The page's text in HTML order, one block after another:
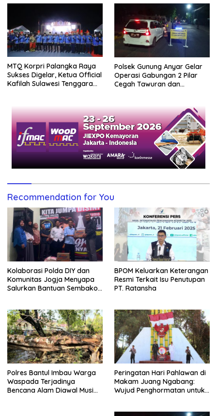
MTQ Korpri Palangka Raya
Sukses Digelar, Ketua Official
Kafilah Sulawesi Tenggara
Polsek Gunung Anyar Gelar
Operasi Gabungan 2 Pilar
Cegah Tawuran dan
Recommendation for You
Kolaborasi Polda DIY dan
Komunitas Jogja Menyapa
Salurkan Bantuan Sembako,
BPOM Keluarkan Keterangan
Resmi Terkait Isu Penutupan
PT. Ratansha
Polres Bantul Imbau Warga
Waspada Terjadinya
Bencana Alam Diawal Musim
Peringatan Hari Pahlawan di
Makam Juang Ngabang:
Wujud Penghormatan untuk